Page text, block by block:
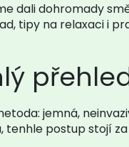
dali dohromady
tipy na relaxaci i
jemná,
tenhle postup stojí